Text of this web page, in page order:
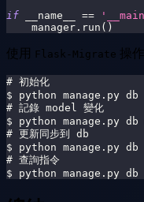
if __name__ ==
    manager
. run ( )
使用 Flask-Migrate 操
# 初始化
$ python manage.py
# 記錄 model 變化
$ python manage.py
# 更新同步到 db
$ python manage.py db
# 查詢指令
$ python manage.py